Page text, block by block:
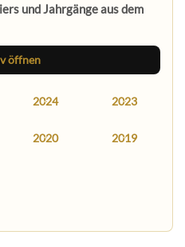
und Jahrgänge aus dem
öffnen
2024 2023
2020 2019